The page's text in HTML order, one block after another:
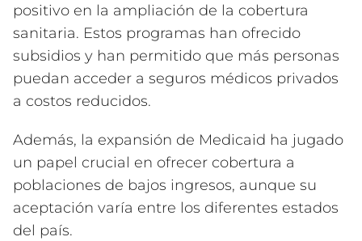
positivo en la ampliación de la cobertura
sanitaria. Estos programas han ofrecido
subsidios y han permitido que más personas
puedan acceder a seguros médicos privados
a costos reducidos.
Además, la expansión de Medicaid ha jugado
un papel crucial en ofrecer cobertura a
poblaciones de bajos ingresos, aunque su
aceptación varía entre los diferentes estados
del país.